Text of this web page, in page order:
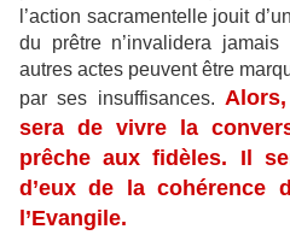
l’action sacramentelle jouit
du prêtre n’invalidera
autres actes peuvent être
par ses insuffisances.
sera de vivre la
prêche aux fidèles. Il
d’eux de la cohérence
l’Evangile.